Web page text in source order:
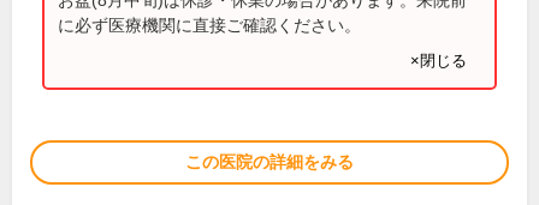
に必ず医療機関に直接ご確認ください。
×閉じる
この医院の詳細をみる